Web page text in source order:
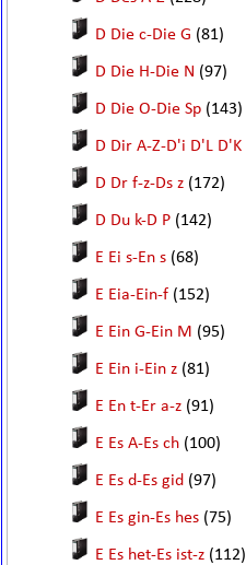
D Die c-Die G (81)
D Die H-Die N (97)
D Die O-Die Sp (143)
D Dir A-Z-D'i D'L D'K
D Dr f-z-Ds z (172)
D Du k-D P (142)
E Ei s-En s (68)
E Eia-Ein-f (152)
E Ein G-Ein M (95)
E Ein i-Ein z (81)
E En t-Er a-z (91)
E Es A-Es ch (100)
E Es d-Es gid (97)
E Es gin-Es hes (75)
E Es het-Es ist-z (112)